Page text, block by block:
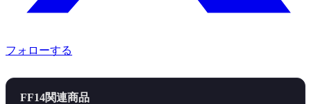
フォローする
FF14関連商品